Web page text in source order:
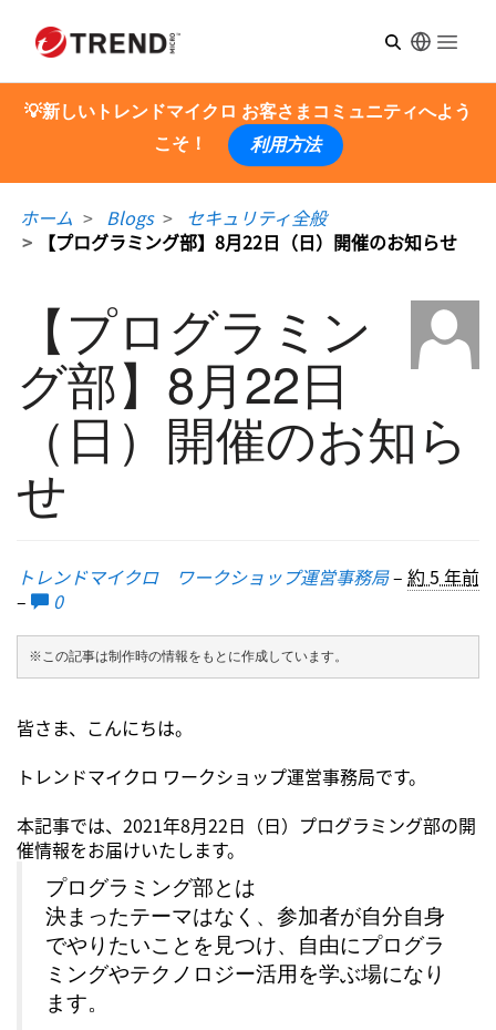
Open
💡新しいトレンドマイクロ お客さまコミュニティへよう
こそ！
利用方法
ホーム Blogs
セキュリティ全般
【プログラミング部】8月22日（日）開催のお知らせ
【プログラミン
グ部】8月22日
（日）開催のお知ら
せ
トレンドマイクロ ワークショップ運営事務局– 約 5 年前
–
0
※この記事は制作時の情報をもとに作成しています。
皆さま、こんにちは。
トレンドマイクロ ワークショップ運営事務局です。
本記事では、2021年8月22日（日）プログラミング部の開
催情報をお届けいたします。
プログラミング部とは
決まったテーマはなく、参加者が自分自身
でやりたいことを見つけ、自由にプログラ
ミングやテクノロジー活用を学ぶ場になり
ます。